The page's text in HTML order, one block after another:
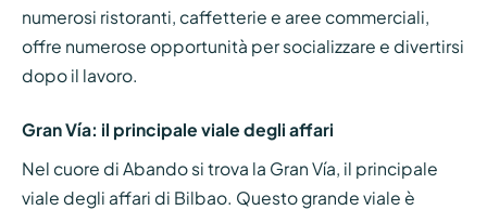
numerosi ristoranti, caffetterie e aree commerciali,
offre numerose opportunità per socializzare e divertirsi
dopo il lavoro.
Gran Vía: il principale viale degli affari
Nel cuore di Abando si trova la Gran Vía, il principale
viale degli affari di Bilbao. Questo grande viale è